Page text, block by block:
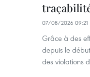
07/08/2026 09:21
Grâce à des
depuis le
des violations